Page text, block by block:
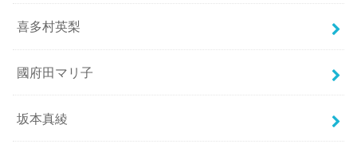
喜多村英梨
國府田マリ子
坂本真綾